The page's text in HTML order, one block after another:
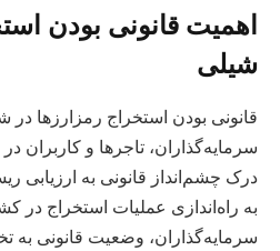
اهمیت قانونی بودن
شیلی
قانونی بودن استخراج رمزارزها
سرمایه‌گذاران، تاجرها و کاربران
درک چشم‌انداز قانونی به
به راه‌اندازی عملیات استخراج در
سرمایه‌گذاران، وضعیت قانونی به